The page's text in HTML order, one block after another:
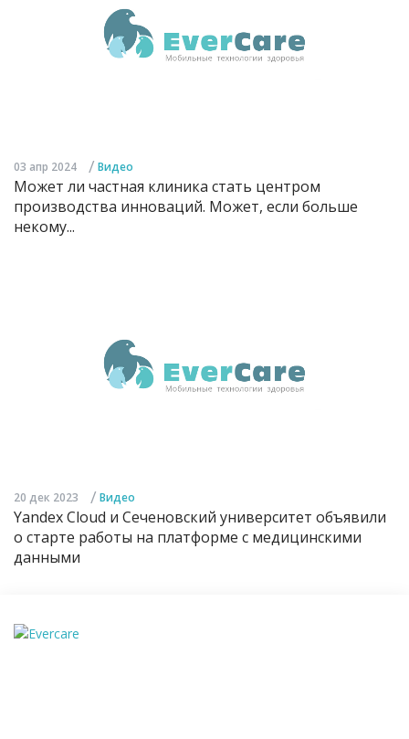
03 апр 2024 / Видео
Может ли частная клиника стать центром
производства инноваций. Может, если больше
некому...
20 дек 2023 / Видео
Yandex Cloud и Сеченовский университет объявили
о старте работы на платформе с медицинскими
данными